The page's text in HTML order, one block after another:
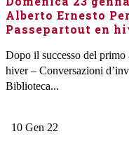
Alberto Ernesto
Passepartout en
Dopo il successo del primo
hiver – Conversazioni
Biblioteca...
10 Gen 22